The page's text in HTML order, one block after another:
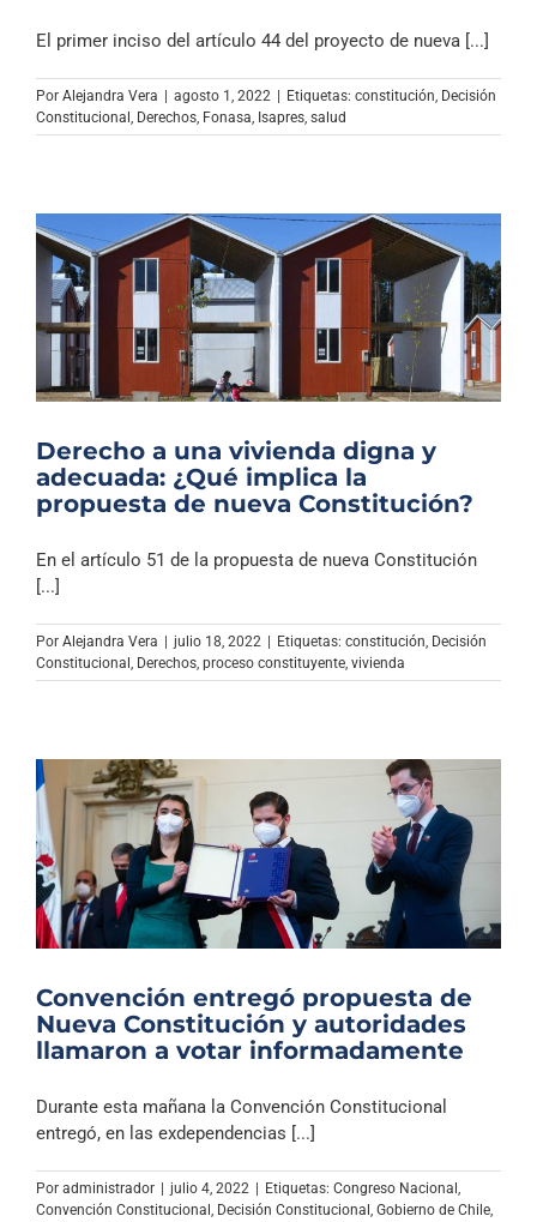
El primer inciso del artículo 44 del proyecto de nueva [...]
Por Alejandra Vera | agosto 1, 2022 | Etiquetas: constitución Decisión
Constitucional Derechos Fonasa Isapres salud
Derecho a una vivienda digna y
adecuada: ¿Qué implica la
propuesta de nueva Constitución?
En el artículo 51 de la propuesta de nueva Constitución
[...]
Por Alejandra Vera julio 18, 2022 Etiquetas: constitución, Decisión
Constitucional , Derechos, proceso constituyente, vivienda
Convención entregó propuesta de
Nueva Constitución y autoridades
llamaron a votar informadamente
Durante esta mañana la Convención Constitucional
entregó, en las exdependencias [...]
Por administrador julio 4, 2022 Etiquetas: Congreso Nacional ,
Convención Constitucional , Decisión Constitucional , Gobierno de Chile,